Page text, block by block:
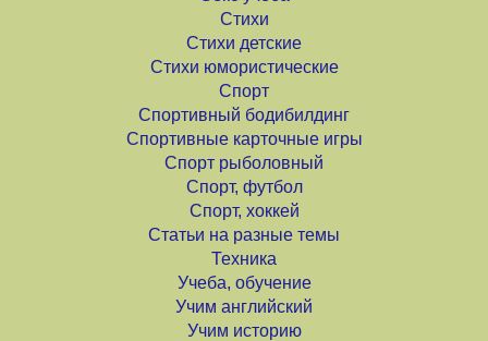
Стихи
Стихи детские
Стихи юмористические
Спорт
Спортивный бодибилдинг
Спортивные карточные игры
Спорт рыболовный
Спорт, футбол
Спорт, хоккей
Статьи на разные темы
Техника
Учеба, обучение
Учим английский
Учим историю